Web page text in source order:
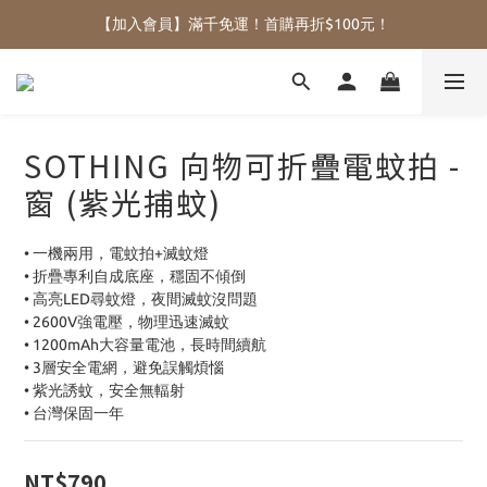
【加入會員】滿千免運！首購再折$100元！
SOTHING 向物可折疊電蚊拍 -
窗 (紫光捕蚊)
• 一機兩用，電蚊拍+滅蚊燈
• 折疊專利自成底座，穩固不傾倒
• 高亮LED尋蚊燈，夜間滅蚊沒問題
• 2600V強電壓，物理迅速滅蚊
• 1200mAh大容量電池，長時間續航
• 3層安全電網，避免誤觸煩惱
• 紫光誘蚊，安全無輻射
• 台灣保固一年